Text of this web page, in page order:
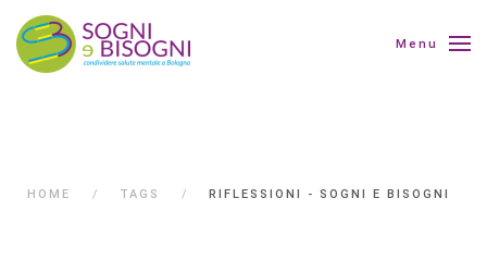
Menu
HOME TAGS RIFLESSIONI - SOGNI E BISOGNI